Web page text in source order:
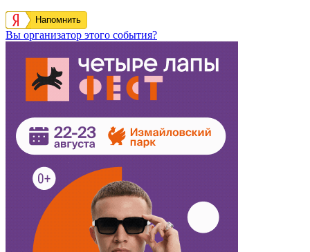
Напомнить
Вы организатор этого события?